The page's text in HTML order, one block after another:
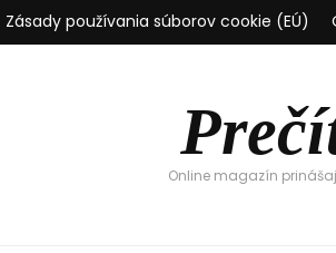
Zásady používania súborov cookie (EÚ)
Online magazín